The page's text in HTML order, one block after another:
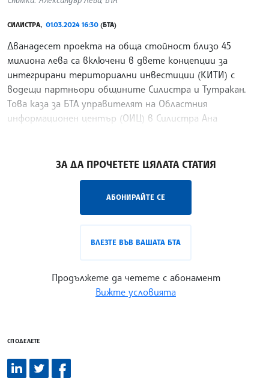
СИЛИСТРА, 01.03.2024 16:30 (БТА)
Дванадесет проекта на обща стойност близо 45
милиона лева са включени в двете концепции за
интегрирани териториални инвестиции (КИТИ) с
водещи партньори общините Силистра и Тутракан.
Това каза за БТА управителят на Областния
информационен център (ОИЦ) в Силистра Ана
ЗА ДА ПРОЧЕТЕТЕ ЦЯЛАТА СТАТИЯ
АБОНИРАЙТЕ СЕ
ВЛЕЗТЕ ВЪВ ВАШАТА БТА
Продължете да четете с абонамент
Вижте условията
СПОДЕЛЕТЕ